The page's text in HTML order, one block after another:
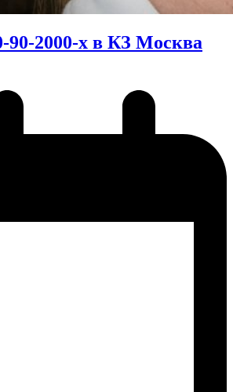
90-2000-х в КЗ Москва